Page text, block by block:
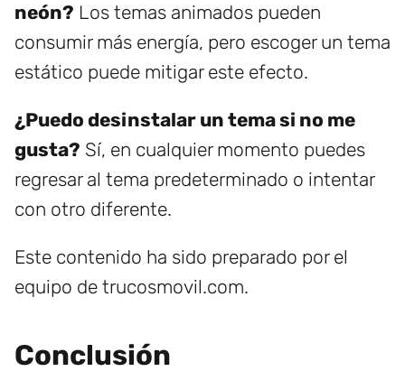
neón? Los temas animados pueden
consumir más energía, pero escoger un tema
estático puede mitigar este efecto.
¿Puedo desinstalar un tema si no me
gusta? Sí, en cualquier momento puedes
regresar al tema predeterminado o intentar
con otro diferente.
Este contenido ha sido preparado por el
equipo de trucosmovil.com.
Conclusión